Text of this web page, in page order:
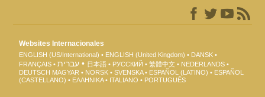
Websites Internacionales
ENGLISH (US/International) ENGLISH (United Kingdom)
DANSK
FRANÇAIS
עברית 日本語 РУССКИЙ 繁體中文
NEDERLANDS
DEUTSCH MAGYAR NORSK SVENSKA ESPAÑOL (LATINO)
ESPAÑOL
(CASTELLANO)
ΕΛΛΗΝΙΚA ITALIANO PORTUGUÊS